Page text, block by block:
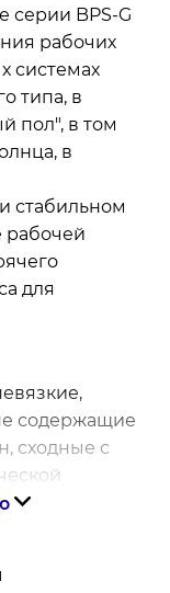
серии BPS-G
рабочих
системах
типа, в
пол", в том
в
стабильном
рабочей
для
содержащие
сходные с
не более